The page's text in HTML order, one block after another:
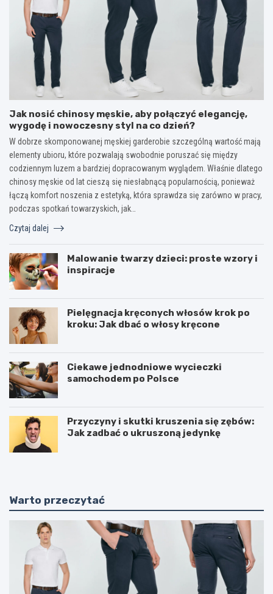
Jak nosić chinosy męskie, aby połączyć elegancję,
wygodę i nowoczesny styl na co dzień?
W dobrze skomponowanej męskiej garderobie szczególną wartość mają
elementy ubioru, które pozwalają swobodnie poruszać się między
codziennym luzem a bardziej dopracowanym wyglądem. Właśnie dlatego
chinosy męskie od lat cieszą się niesłabnącą popularnością, ponieważ
łączą komfort noszenia z estetyką, która sprawdza się zarówno w pracy,
podczas spotkań towarzyskich, jak…
Czytaj dalej
Malowanie twarzy dzieci: proste wzory i
inspiracje
Pielęgnacja kręconych włosów krok po
kroku: Jak dbać o włosy kręcone
Ciekawe jednodniowe wycieczki
samochodem po Polsce
Przyczyny i skutki kruszenia się zębów:
Jak zadbać o ukruszoną jedynkę
Warto przeczytać